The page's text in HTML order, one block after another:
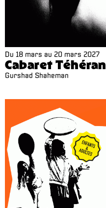
Du 18 mars au 20 mars 2027
Cabaret Téhéran
Gurshad Shaheman